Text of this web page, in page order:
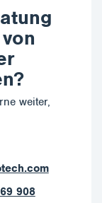
weiter,
908